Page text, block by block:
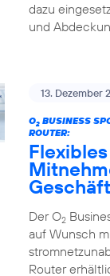
dazu
und
13. Dezember
O2BUSINESS
ROUTER:
Der O2
auf Wunsch
Router